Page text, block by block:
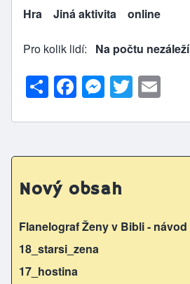
Hra
Jiná aktivita online
Pro kolik lidí Na počtu nezáleží
S
h
ar
e
F
a
c
e
b
o
o
k
M
e
s
s
e
n
g
er
T
w
itt
er
ai
l
Nový obsah
Flanelograf Ženy v Bibli - návod
18_starsi_zena
17_hostina